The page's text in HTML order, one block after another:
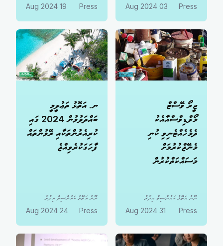
Press
03 Aug 2024
Press
19 Aug 2024
ޒީރޯ ވޭސްޓް
މޯލްޑިވްސްއާއެކު
ދެމެހެއްޓެނިވި ކުނި
މެނޭޖްކުރުމަށް
މަސައްކަތްކުރުން
ނޫނު އަތޮޅު ކައުންސިލް އިދާރާ
Press
31 Aug 2024
ނ. އަތޮޅު ތަޢުލީމީ
ބައްދަލުވުން 2024 ގައި
ކުރިއެރުންތަކާއި ރޭވުންތައް
ފާހަގަކުރެވިއްޖެ
ނޫނު އަތޮޅު ކައުންސިލް އިދާރާ
Press
24 Aug 2024